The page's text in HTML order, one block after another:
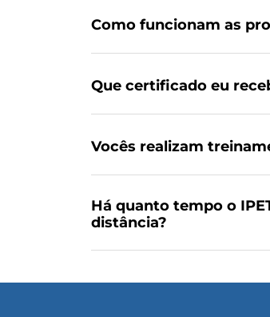
Como funcionam as
Que certificado eu
Vocês realizam
Há quanto tempo o
distância?